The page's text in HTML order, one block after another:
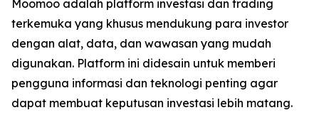
Moomoo adalah platform investasi dan trading
terkemuka yang khusus mendukung para investor
dengan alat, data, dan wawasan yang mudah
digunakan. Platform ini didesain untuk memberi
pengguna informasi dan teknologi penting agar
dapat membuat keputusan investasi lebih matang.